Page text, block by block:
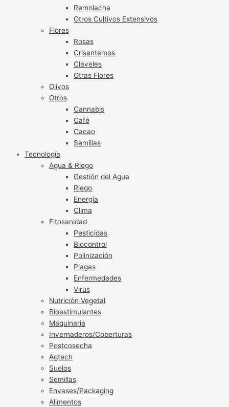
Remolacha
Otros Cultivos Extensivos
Flores
Rosas
Crisantemos
Claveles
Otras Flores
Olivos
Otros
Cannabis
Café
Cacao
Semillas
Tecnología
Agua & Riego
Gestión del Agua
Riego
Energía
Clima
Fitosanidad
Pesticidas
Biocontrol
Polinización
Plagas
Enfermedades
Virus
Nutrición Vegetal
Bioestimulantes
Maquinaria
Invernaderos/Coberturas
Postcosecha
Agtech
Suelos
Semillas
Envases/Packaging
Alimentos